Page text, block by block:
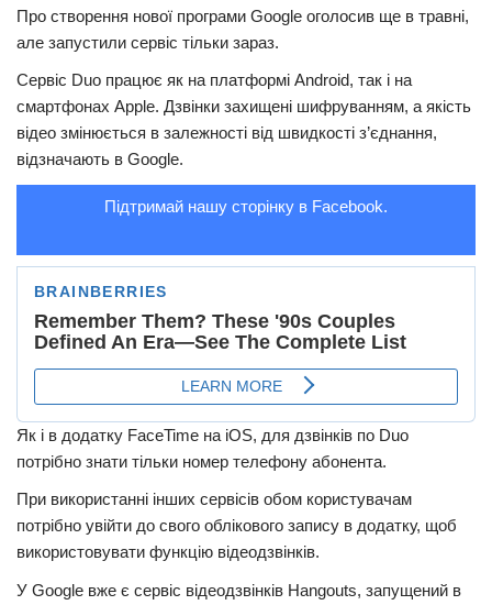
Культура
#Війна
Про створення нової програми Google оголосив ще в травні,
але запустили сервіс тільки зараз.
Сервіс Duo працює як на платформі Android, так і на
смартфонах Apple. Дзвінки захищені шифруванням, а якість
відео змінюється в залежності від швидкості з’єднання,
відзначають в Google.
Підтримай нашу сторінку в Facebook.
Як і в додатку FaceTime на iOS, для дзвінків по Duo
потрібно знати тільки номер телефону абонента.
При використанні інших сервісів обом користувачам
потрібно увійти до свого облікового запису в додатку, щоб
використовувати функцію відеодзвінків.
У Google вже є сервіс відеодзвінків Hangouts, запущений в